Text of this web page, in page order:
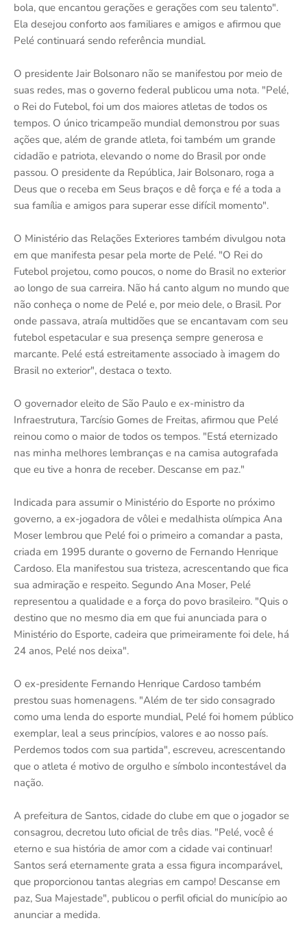
bola, que encantou gerações e gerações com seu talento".
Ela desejou conforto aos familiares e amigos e afirmou que
Pelé continuará sendo referência mundial.
O presidente Jair Bolsonaro não se manifestou por meio de
suas redes, mas o governo federal publicou uma nota. "Pelé,
o Rei do Futebol, foi um dos maiores atletas de todos os
tempos. O único tricampeão mundial demonstrou por suas
ações que, além de grande atleta, foi também um grande
cidadão e patriota, elevando o nome do Brasil por onde
passou. O presidente da República, Jair Bolsonaro, roga a
Deus que o receba em Seus braços e dê força e fé a toda a
sua família e amigos para superar esse difícil momento".
O Ministério das Relações Exteriores também divulgou nota
em que manifesta pesar pela morte de Pelé. "O Rei do
Futebol projetou, como poucos, o nome do Brasil no exterior
ao longo de sua carreira. Não há canto algum no mundo que
não conheça o nome de Pelé e, por meio dele, o Brasil. Por
onde passava, atraía multidões que se encantavam com seu
futebol espetacular e sua presença sempre generosa e
marcante. Pelé está estreitamente associado à imagem do
Brasil no exterior", destaca o texto.
O governador eleito de São Paulo e ex-ministro da
Infraestrutura, Tarcísio Gomes de Freitas, afirmou que Pelé
reinou como o maior de todos os tempos. "Está eternizado
nas minha melhores lembranças e na camisa autografada
que eu tive a honra de receber. Descanse em paz."
Indicada para assumir o Ministério do Esporte no próximo
governo, a ex-jogadora de vôlei e medalhista olímpica Ana
Moser lembrou que Pelé foi o primeiro a comandar a pasta,
criada em 1995 durante o governo de Fernando Henrique
Cardoso. Ela manifestou sua tristeza, acrescentando que fica
sua admiração e respeito. Segundo Ana Moser, Pelé
representou a qualidade e a força do povo brasileiro. "Quis o
destino que no mesmo dia em que fui anunciada para o
Ministério do Esporte, cadeira que primeiramente foi dele, há
24 anos, Pelé nos deixa".
O ex-presidente Fernando Henrique Cardoso também
prestou suas homenagens. "Além de ter sido consagrado
como uma lenda do esporte mundial, Pelé foi homem público
exemplar, leal a seus princípios, valores e ao nosso país.
Perdemos todos com sua partida", escreveu, acrescentando
que o atleta é motivo de orgulho e símbolo incontestável da
nação.
A prefeitura de Santos, cidade do clube em que o jogador se
consagrou, decretou luto oficial de três dias. "Pelé, você é
eterno e sua história de amor com a cidade vai continuar!
Santos será eternamente grata a essa figura incomparável,
que proporcionou tantas alegrias em campo! Descanse em
paz, Sua Majestade", publicou o perfil oficial do município ao
anunciar a medida.